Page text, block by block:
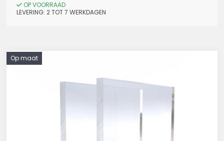
OP VOORRAAD
LEVERING: 2TOT 7 WERKDAGEN
Op maat